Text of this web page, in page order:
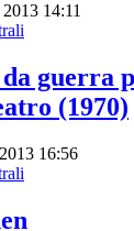
14:11
guerra
(1970)
16:56